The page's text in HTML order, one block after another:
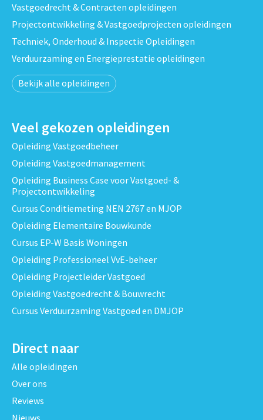
Vastgoedrecht & Contracten opleidingen
Projectontwikkeling & Vastgoedprojecten opleidingen
Techniek, Onderhoud & Inspectie Opleidingen
Verduurzaming en Energieprestatie opleidingen
Bekijk alle opleidingen
Veel gekozen opleidingen
Opleiding Vastgoedbeheer
Opleiding Vastgoedmanagement
Opleiding Business Case voor Vastgoed- &
Projectontwikkeling
Cursus Conditiemeting NEN 2767 en MJOP
Opleiding Elementaire Bouwkunde
Cursus EP-W Basis Woningen
Opleiding Professioneel VvE-beheer
Opleiding Projectleider Vastgoed
Opleiding Vastgoedrecht & Bouwrecht
Cursus Verduurzaming Vastgoed en DMJOP
Direct naar
Alle opleidingen
Over ons
Reviews
Nieuws